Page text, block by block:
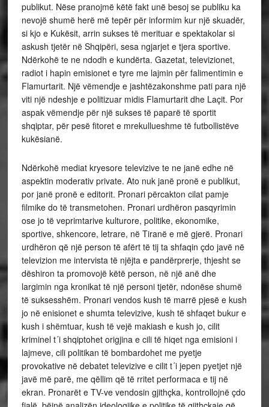
publikut. Nëse pranojmë këtë fakt unë besoj se publiku ka
nevojë shumë herë më tepër për informim kur një skuadër,
si kjo e Kukësit, arrin sukses të merituar e spektakolar si
askush tjetër në Shqipëri, sesa ngjarjet e tjera sportive.
Ndërkohë te ne ndodh e kundërta. Gazetat, televizionet,
radiot i hapin emisionet e tyre me lajmin për falimentimin e
Flamurtarit. Një vëmendje e jashtëzakonshme pati para një
viti një ndeshje e politizuar midis Flamurtarit dhe Laçit. Por
aspak vëmendje për një sukses të paparë të sportit
shqiptar, për pesë fitoret e mrekullueshme të futbollistëve
kukësianë.
Ndërkohë mediat kryesore televizive te ne janë edhe në
aspektin moderativ private. Ato nuk janë pronë e publikut,
por janë pronë e editorit. Pronari përcakton cilat pamje
filmike do të transmetohen. Pronari urdhëron pasqyrimin
ose jo të veprimtarive kulturore, politike, ekonomike,
sportive, shkencore, letrare, në Tiranë e më gjerë. Pronari
urdhëron që një person të afërt të tij ta shfaqin çdo javë në
televizion me intervista të njëjta e pandërprerje, thjesht se
dëshiron ta promovojë këtë person, në një anë dhe
largimin nga kronikat të një personi tjetër, ndonëse shumë
të suksesshëm. Pronari vendos kush të marrë pjesë e kush
jo në enisionet e shumta televizive, kush të shfaqet bukur e
kush i shëmtuar, kush të vejë makiash e kush jo, cilit
kriminel t´i shqiptohet origjina e cili të hiqet nga emisioni i
lajmeve, cili politikan të bombardohet me pyetje
provokative në debatet televizive e cilit t´i jepen pyetjet një
javë më parë, me qëllim që të rritet performaca e tij në
ekran. Pronarët e TV-ve vendosin gjithçka, kontrollojnë çdo